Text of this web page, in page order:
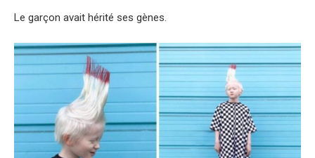
Le garçon avait hérité ses gènes.